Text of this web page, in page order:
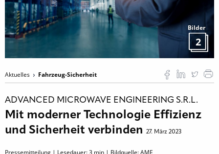
Bilder
2
Aktuelles Fahrzeug-Sicherheit
ADVANCED MICROWAVE ENGINEERING S.R.L.
Mit moderner Technologie Effizienz
und Sicherheit verbinden
27. März 2023
Pressemitteilung | Lesedauer:3 min | Bildquelle: AME